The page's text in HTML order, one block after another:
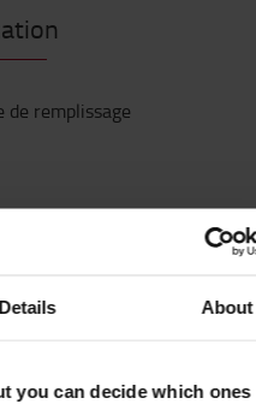
Details About
you can decide which ones
de remplissage